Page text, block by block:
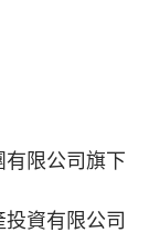
限公司旗下
資有限公司